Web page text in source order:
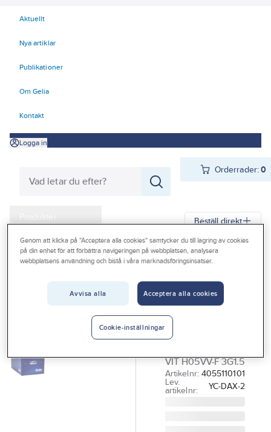
Aktuellt
Nya artiklar
Publikationer
Om Gelia
Kontakt
Logga in
Orderrader:0
Produkter
Kampanjer
Outlet
Vanliga frågor
Beställ direkt
Gelia Produkter Gelia El Förlänga & förgrena
Skarvsladd
Skarvsladd,
jordad (Bulk)
VIT H05VV-F 3G1.5
Artikelnr: 4055110101
Lev.
artikelnr:
YC-DAX-2
Genom att klicka på "Acceptera alla cookies" samtycker du till lagring av cookies
på din enhet för att förbättra navigeringen på webbplatsen, analysera
webbplatsens användning och bistå i våra marknadsföringsinsatser.
Avvisa alla Acceptera alla cookies
Cookie-inställningar